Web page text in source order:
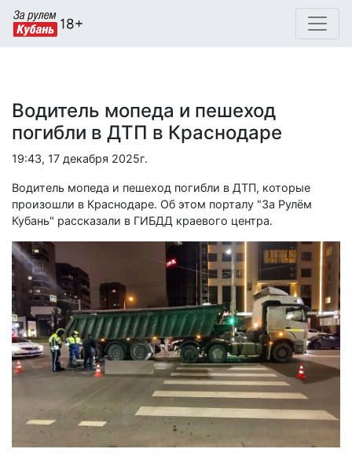
Водитель мопеда и пешеход
погибли в ДТП в Краснодаре
19:43, 17 декабря 2025г.
Водитель мопеда и пешеход погибли в ДТП, которые
произошли в Краснодаре. Об этом порталу "За Рулём
Кубань" рассказали в ГИБДД краевого центра.